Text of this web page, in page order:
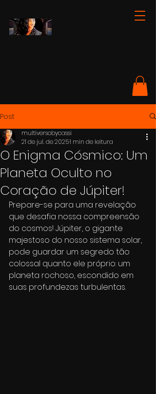
Post
O Enigma Cósmico: Um
Planeta Oculto no
Coração de Júpiter!
multiversobycassi
21 de jul. de 20251 min de leitura
Prepare-se para uma revelação
que desafia nossa compreensão
do cosmos! Júpiter, o gigante
majestoso do nosso sistema solar,
pode guardar um segredo tão
colossal quanto ele próprio: um
planeta rochoso, escondido em
suas profundezas turbulentas.